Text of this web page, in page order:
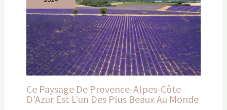
Ce Paysage De Provence-Alpes-Côte
D’Azur Est L’un Des Plus Beaux Au Monde